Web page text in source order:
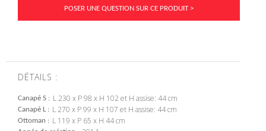
POSER UNE QUESTION SUR CE PRODUIT >
DÉTAILS :
Canapé S L 230 x P 98 x H 102 et H assise: 44 cm
Canapé L L 270 x P 99 x H 107 et H assise: 44 cm
Ottoman L 119 x P 65 x H 44 cm